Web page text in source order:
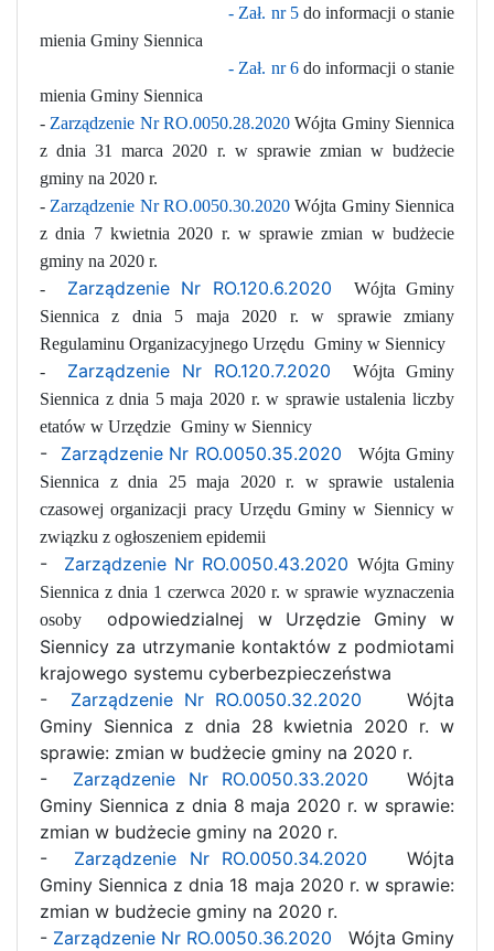
- Zał. nr 5do informacji o stanie
mienia Gminy Siennica
- Zał. nr 6do informacji o stanie
mienia Gminy Siennica
- Zarządzenie Nr RO.0050.28.2020 Wójta Gminy Siennica
z dnia 31 marca 2020 r. w sprawie zmian w budżecie
gminy na 2020 r.
- Zarządzenie Nr RO.0050.30.2020 Wójta Gminy Siennica
z dnia 7 kwietnia 2020 r. w sprawie zmian w budżecie
gminy na 2020 r.
-
Zarządzenie Nr RO.120.6.2020
Wójta Gminy
Siennica z dnia 5 maja 2020 r. w sprawie zmiany
Regulaminu Organizacyjnego Urzędu Gminy w Siennicy
-
Zarządzenie Nr RO.120.7.2020
Wójta Gminy
Siennica z dnia 5 maja 2020 r. w sprawie ustalenia liczby
etatów w Urzędzie Gminy w Siennicy
- Zarządzenie Nr RO.0050.35.2020
Wójta Gminy
Siennica z dnia 25 maja 2020 r. w sprawie ustalenia
czasowej organizacji pracy Urzędu Gminy w Siennicy w
związku z ogłoszeniem epidemii
- Zarządzenie Nr RO.0050.43.2020 Wójta Gminy
Siennica z dnia 1 czerwca 2020 r. w sprawie wyznaczenia
osoby
odpowiedzialnej w Urzędzie Gminy w
Siennicy za utrzymanie kontaktów z podmiotami
krajowego systemu cyberbezpieczeństwa
- Zarządzenie Nr RO.0050.32.2020 Wójta
Gminy Siennica z dnia 28 kwietnia 2020 r. w
sprawie: zmian w budżecie gminy na 2020 r.
- Zarządzenie Nr RO.0050.33.2020 Wójta
Gminy Siennica z dnia 8 maja 2020 r. w sprawie:
zmian w budżecie gminy na 2020 r.
- Zarządzenie Nr RO.0050.34.2020 Wójta
Gminy Siennica z dnia 18 maja 2020 r. w sprawie:
zmian w budżecie gminy na 2020 r.
- Zarządzenie Nr RO.0050.36.2020 Wójta Gminy